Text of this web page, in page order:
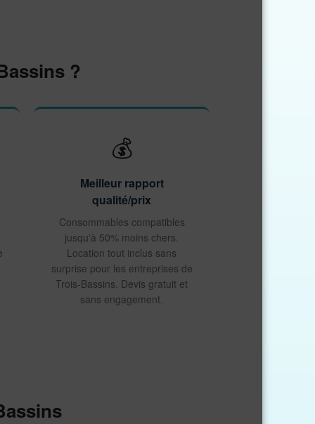
?
💰
Meilleur rapport
qualité/prix
Consommables compatibles
jusqu'à 50% moins chers.
Location tout inclus sans
surprise pour les entreprises de
Trois-Bassins. Devis gratuit et
sans engagement.